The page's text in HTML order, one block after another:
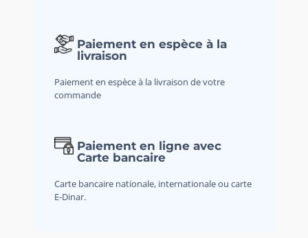
Paiement en espèce à la
livraison
Paiement en espèce à la livraison de votre
commande
Paiement en ligne avec
Carte bancaire
Carte bancaire nationale, internationale ou carte
E-Dinar.